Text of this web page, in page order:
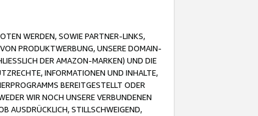
WERDEN, SOWIE PARTNER-LINKS,
PRODUKTWERBUNG, UNSERE DOMAIN-
DER AMAZON-MARKEN) UND DIE
INFORMATIONEN UND INHALTE,
BEREITGESTELLT ODER
WIR NOCH UNSERE VERBUNDENEN
AUSDRÜCKLICH, STILLSCHWEIGEND,